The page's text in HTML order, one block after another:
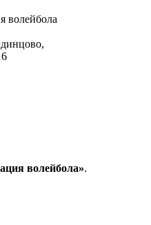
волейбола
волейбола».